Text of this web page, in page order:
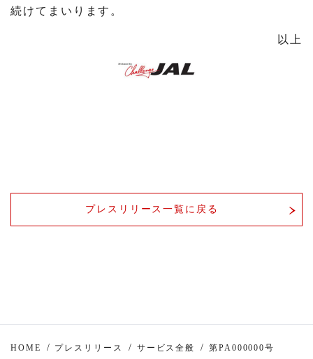
続けてまいります。
以上
プレスリリース一覧に戻る
HOME プレスリリース サービス全般 第PA000000号